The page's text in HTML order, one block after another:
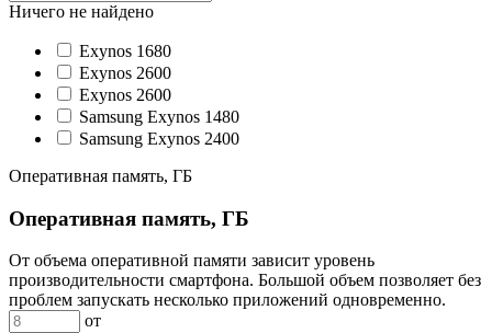
Ничего не найдено
Exynos 1680
Exynos 2600
Exynos 2600
Samsung Exynos 1480
Samsung Exynos 2400
Оперативная память, ГБ
Оперативная память, ГБ
От объема оперативной памяти зависит уровень
производительности смартфона. Большой объем позволяет без
проблем запускать несколько приложений одновременно.
от